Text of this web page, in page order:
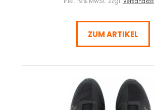
ZUM ARTIKEL